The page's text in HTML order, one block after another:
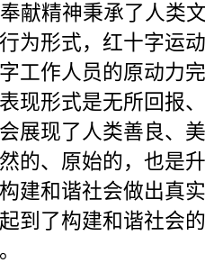
献精神秉承了人类
为形式，红十字运
工作人员的原动力
现形式是无所回报
展现了人类善良、
的、原始的，也是
建和谐社会做出真
到了构建和谐社会